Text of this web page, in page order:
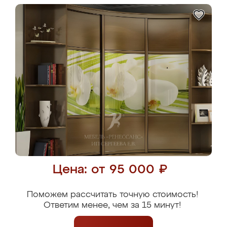
Цена: от 95 000 ₽
Поможем рассчитать точную стоимость!
Ответим менее, чем за 15 минут!